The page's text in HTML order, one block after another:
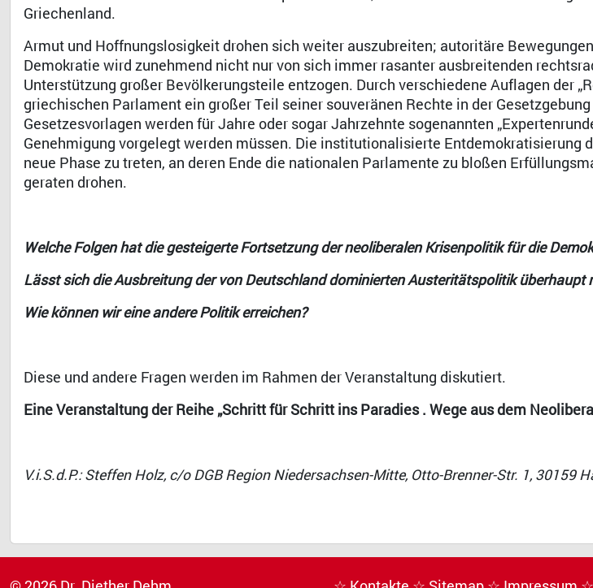
Griechenland.
Armut und Hoffnungslosigkeit drohen sich weiter auszubreiten; autoritäre
Demokratie wird zunehmend nicht nur von sich immer rasanter ausbreitenden
Unterstützung großer Bevölkerungsteile entzogen. Durch verschiedene Auflagen der
griechischen Parlament ein großer Teil seiner souveränen Rechte in der
Gesetzesvorlagen werden für Jahre oder sogar Jahrzehnte sogenannten
Genehmigung vorgelegt werden müssen. Die institutionalisierte Entdemokratisierung
neue Phase zu treten, an deren Ende die nationalen Parlamente zu bloßen
geraten drohen.
Welche Folgen hat die gesteigerte Fortsetzung der neoliberalen Krisenpolitik für die
Lässt sich die Ausbreitung der von Deutschland dominierten Austeritätspolitik überhaupt
Wie können wir eine andere Politik erreichen?
Diese und andere Fragen werden im Rahmen der Veranstaltung diskutiert.
Eine Veranstaltung der Reihe „Schritt für Schritt ins Paradies . Wege aus dem
V.i.S.d.P.: Steffen Holz, c/o DGB Region Niedersachsen-Mitte, Otto-Brenner-Str. 1, 30159